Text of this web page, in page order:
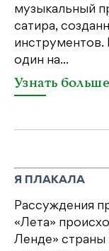
музыкальный
сатира,
инструментов.
один на...
Узнать больше
Я ПЛАКАЛА
Рассуждения
«Лета»
Ленде»